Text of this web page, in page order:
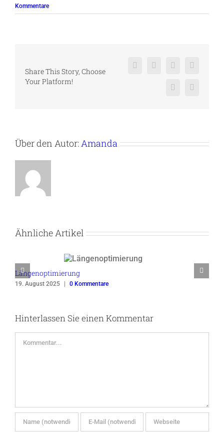
Kommentare
Share This Story, Choose
Your Platform!
Facebook
X RedditLinkedIn
PinterestVk
Über den Autor:Amanda
Ähnliche Artikel
Längenoptimierung
19. August 2025 | 0 Kommentare
Hinterlassen Sie einen Kommentar
Kommentar